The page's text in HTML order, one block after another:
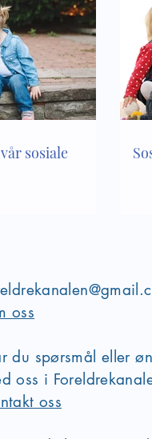
sosiale
oss
du spørsmål eller
oss i
oss